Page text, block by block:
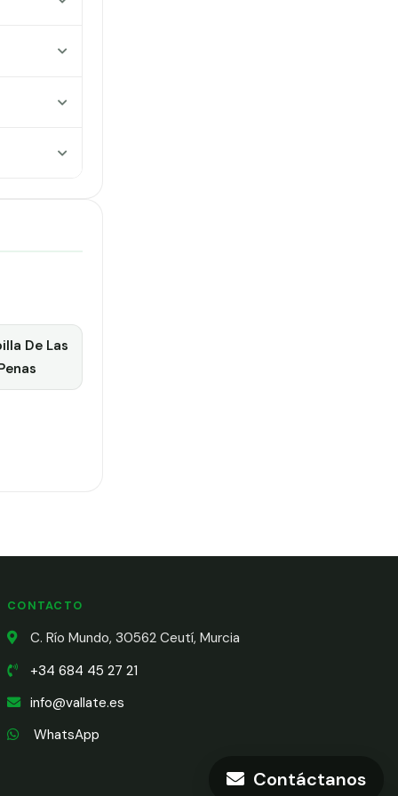
De Las
Contáctanos
CONTACTO
C. Río Mundo, 30562 Ceutí, Murcia
+34 684 45 27 21
info@vallate.es
WhatsApp